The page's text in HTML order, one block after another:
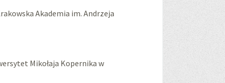
Akademia im. Andrzeja
Mikołaja Kopernika w